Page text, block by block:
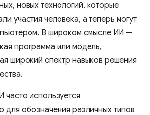
новых технологий, которые
участия человека, а теперь могут
В широком смысле ИИ —
программа или модель,
широкий спектр навыков решения
часто используется
для обозначения различных типов